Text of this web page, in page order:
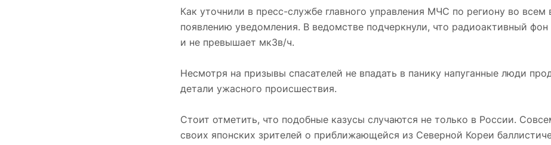
Как уточнили в пресс-службе главного управления МЧС по региону во
появлению уведомления. В ведомстве подчеркнули, что радиоактивный
и не превышает мкЗв/ч.
Несмотря на призывы спасателей не впадать в панику напуганные люди
детали ужасного происшествия.
Стоит отметить, что подобные казусы случаются не только в России.
своих японских зрителей о приближающейся из Северной Кореи